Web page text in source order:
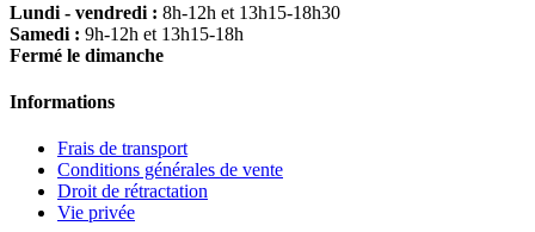
Lundi - vendredi : 8h-12h et 13h15-18h30
Samedi : 9h-12h et 13h15-18h
Fermé le dimanche
Informations
Frais de transport
Conditions générales de vente
Droit de rétractation
Vie privée